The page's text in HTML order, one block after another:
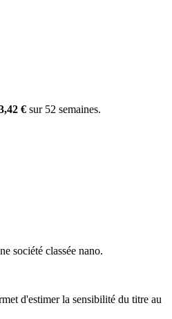
€ sur 52 semaines.
société classée nano.
d'estimer la sensibilité du titre au